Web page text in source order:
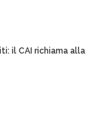
il CAI richiama alla